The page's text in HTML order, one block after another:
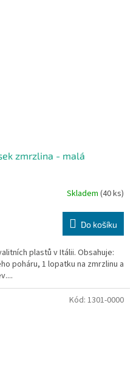
zmrzlina - malá
Skladem (40 ks)
Do košíku
plastů v Itálii. Obsahuje:
poháru, 1 lopatku na zmrzlinu a
Kód: 1301-0000